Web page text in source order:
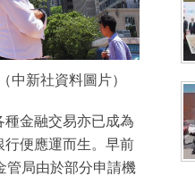
中新社資料圖片）
金融交易亦已成為
行便應運而生。早前
管局由於部分申請機